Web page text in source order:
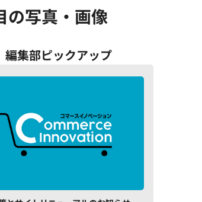
写真・画像
編集部ピックアップ